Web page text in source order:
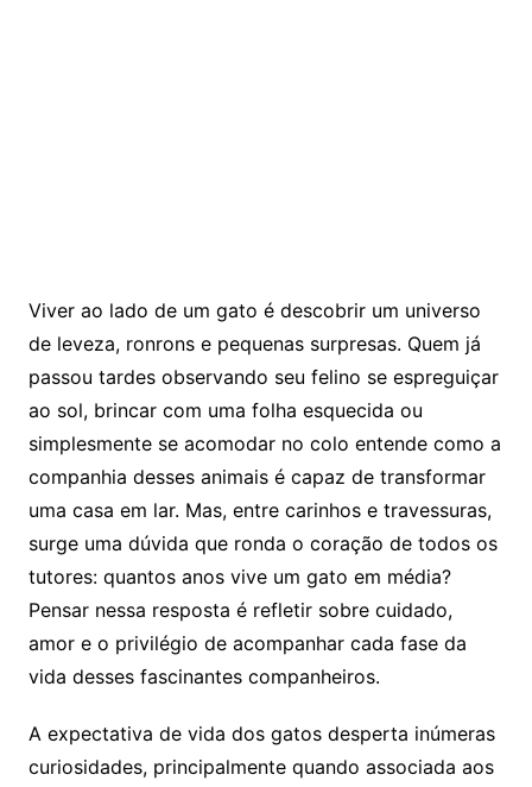
Viver ao lado de um gato é descobrir um universo
de leveza, ronrons e pequenas surpresas. Quem já
passou tardes observando seu felino se espreguiçar
ao sol, brincar com uma folha esquecida ou
simplesmente se acomodar no colo entende como a
companhia desses animais é capaz de transformar
uma casa em lar. Mas, entre carinhos e travessuras,
surge uma dúvida que ronda o coração de todos os
tutores: quantos anos vive um gato em média?
Pensar nessa resposta é refletir sobre cuidado,
amor e o privilégio de acompanhar cada fase da
vida desses fascinantes companheiros.
A expectativa de vida dos gatos desperta inúmeras
curiosidades, principalmente quando associada aos